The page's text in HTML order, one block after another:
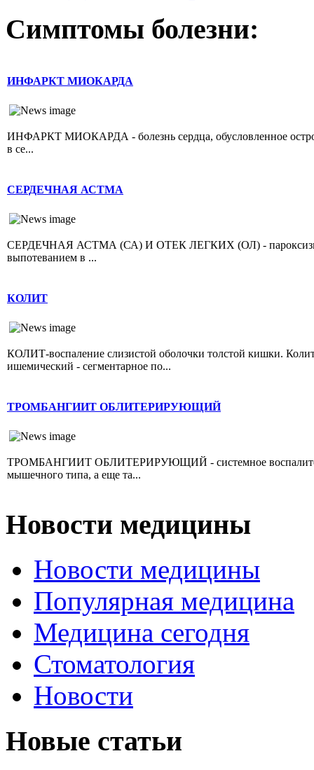
Симптомы болезни:
ИНФАРКТ МИОКАРДА
ИНФАРКТ МИОКАРДА - болезнь сердца, обусловленное острой
в се...
СЕРДЕЧНАЯ АСТМА
СЕРДЕЧНАЯ АСТМА (СА) И ОТЕК ЛЕГКИХ (ОЛ) -
выпотеванием в ...
КОЛИТ
КОЛИТ-воспаление слизистой оболочки толстой кишки.
ишемический - сегментарное по...
ТРОМБАНГИИТ ОБЛИТЕРИРУЮЩИЙ
ТРОМБАНГИИТ ОБЛИТЕРИРУЮЩИЙ - системное
мышечного типа, а еще та...
Новости медицины
Новости медицины
Популярная медицина
Медицина сегодня
Стоматология
Новости
Новые статьи